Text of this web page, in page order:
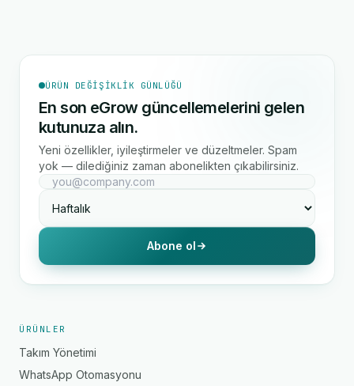
ÜRÜN DEĞIŞIKLIK GÜNLÜĞÜ
En son eGrow güncellemelerini gelen
kutunuza alın.
Yeni özellikler, iyileştirmeler ve düzeltmeler. Spam
yok — dilediğiniz zaman abonelikten çıkabilirsiniz.
Abone ol
ÜRÜNLER
Takım Yönetimi
WhatsApp Otomasyonu